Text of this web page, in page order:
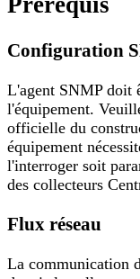
Configuration
L'agent SNMP doit
l'équipement.
officielle du
équipement
l'interroger soit
des collecteurs
Flux réseau
La communication